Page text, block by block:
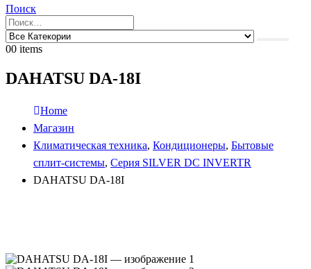
Поиск
00 items
DAHATSU DA-18I
Home
Магазин
Климатическая техника, Кондиционеры, Бытовые
сплит-системы, Серия SILVER DC INVERTR
DAHATSU DA-18I